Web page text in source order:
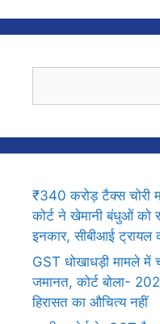
₹340 करोड़ टैक्स चोरी
कोर्ट ने खेमानी बंधुओं को
इनकार, सीबीआई ट्रायल
GST धोखाधड़ी मामले में
जमानत, कोर्ट बोला-
हिरासत का औचित्य नहीं